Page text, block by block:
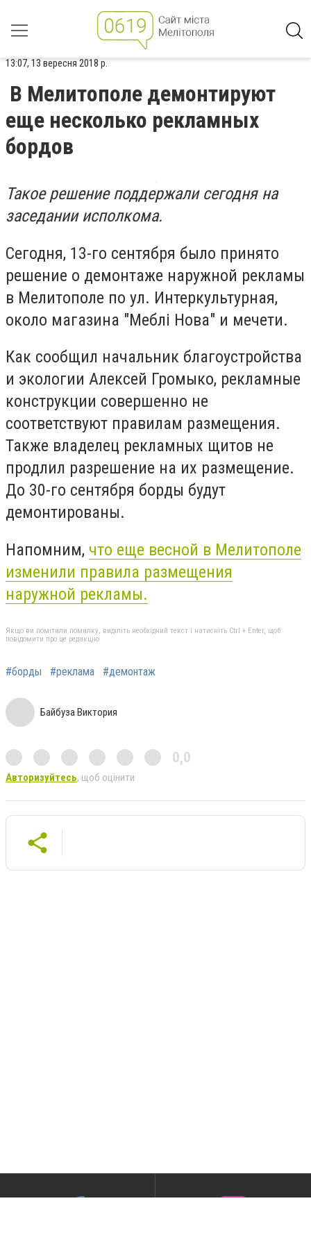
13:07, 13 вересня 2018 р.
В Мелитополе демонтируют
еще несколько рекламных
бордов
Такое решение поддержали сегодня на
заседании исполкома.
Сегодня, 13-го сентября было принято
решение о демонтаже наружной рекламы
в Мелитополе по ул. Интеркультурная,
около магазина "Меблі Нова" и мечети.
Как сообщил начальник благоустройства
и экологии Алексей Громыко, рекламные
конструкции совершенно не
соответствуют правилам размещения.
Также владелец рекламных щитов не
продлил разрешение на их размещение.
До 30-го сентября борды будут
демонтированы.
Напомним, что еще весной в Мелитополе
изменили правила размещения
наружной рекламы.
Якщо ви помітили помилку, виділіть необхідний текст і натисніть Ctrl + Enter, щоб
повідомити про це редакцію
#борды #реклама #демонтаж
Байбуза Виктория
0,0
Авторизуйтесь, щоб оцінити